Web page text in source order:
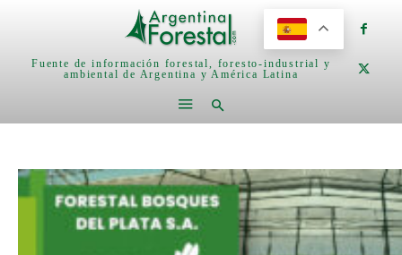
Fuente de información forestal, foresto-industrial y
ambiental de Argentina y América Latina